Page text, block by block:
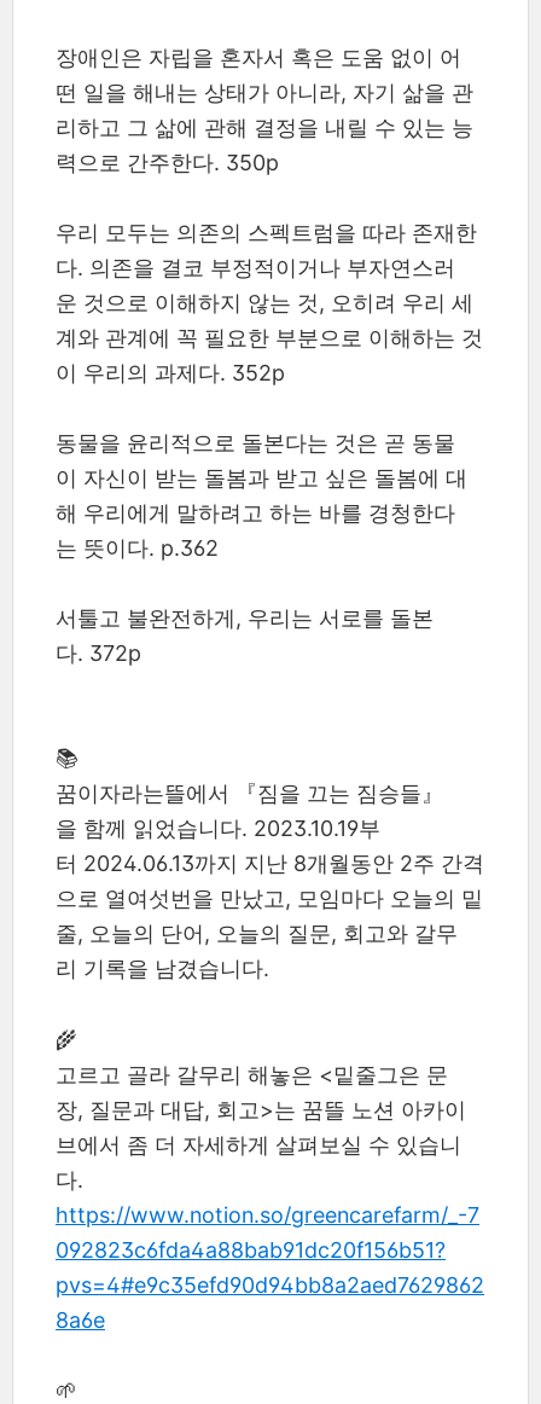
장애인은 자립을 혼자서 혹은 도움 없이 어
떤 일을 해내는 상태가 아니라, 자기 삶을 관
리하고 그 삶에 관해 결정을 내릴 수 있는 능
력으로 간주한다. 350p
우리 모두는 의존의 스펙트럼을 따라 존재한
다. 의존을 결코 부정적이거나 부자연스러
운 것으로 이해하지 않는 것, 오히려 우리 세
계와 관계에 꼭 필요한 부분으로 이해하는 것
이 우리의 과제다. 352p
동물을 윤리적으로 돌본다는 것은 곧 동물
이 자신이 받는 돌봄과 받고 싶은 돌봄에 대
해 우리에게 말하려고 하는 바를 경청한다
는 뜻이다. p.362
서툴고 불완전하게, 우리는 서로를 돌본
다. 372p
📚
꿈이자라는뜰에서 『짐을 끄는 짐승들』
을 함께 읽었습니다. 2023.10.19부
터 2024.06.13까지 지난 8개월동안 2주 간격
으로 열여섯번을 만났고, 모임마다 오늘의 밑
줄, 오늘의 단어, 오늘의 질문, 회고와 갈무
리 기록을 남겼습니다.
🌾
고르고 골라 갈무리 해놓은 <밑줄그은 문
장, 질문과 대답, 회고>는 꿈뜰 노션 아카이
브에서 좀 더 자세하게 살펴보실 수 있습니
다.
https://www.notion.so/greencarefarm/_-7
092823c6fda4a88bab91dc20f156b51?
pvs=4#e9c35efd90d94bb8a2aed7629862
8a6e
🌱